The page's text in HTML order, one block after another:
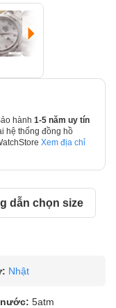
hành 1-5 năm uy tín
hệ thống đồng hồ
Xem địa chỉ
dẫn chọn size
Nhật
5atm